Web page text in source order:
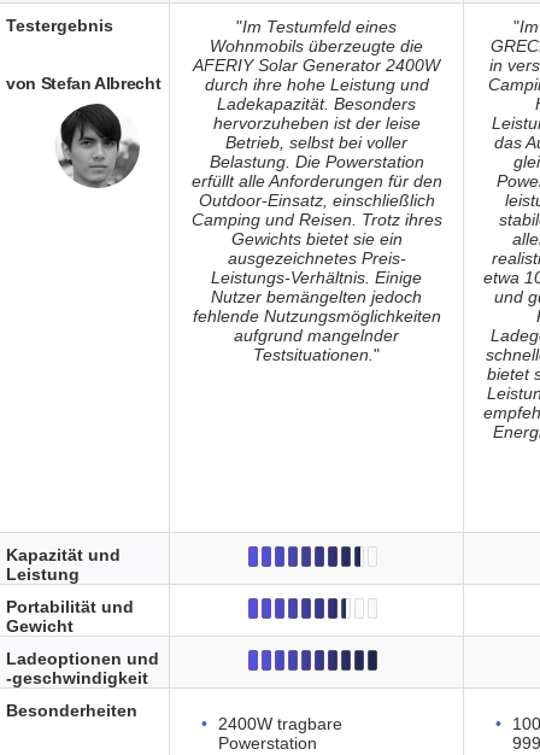
"Im Testumfeld eines
Wohnmobils überzeugte die
AFERIY Solar Generator 2400W
durch ihre hohe Leistung und
Ladekapazität. Besonders
hervorzuheben ist der leise
Betrieb, selbst bei voller
Belastung. Die Powerstation
erfüllt alle Anforderungen für den
Outdoor-Einsatz, einschließlich
Camping und Reisen. Trotz ihres
Gewichts bietet sie ein
ausgezeichnetes Preis-
Leistungs-Verhältnis. Einige
Nutzer bemängelten jedoch
fehlende Nutzungsmöglichkeiten
aufgrund mangelnder
Testsituationen."
"
in
das
etwa
und
bietet
2400W tragbare
Powerstation
Testergebnis
von Stefan Albrecht
Kapazität und
Leistung
Portabilität und
Gewicht
Ladeoptionen und
-geschwindigkeit
Besonderheiten